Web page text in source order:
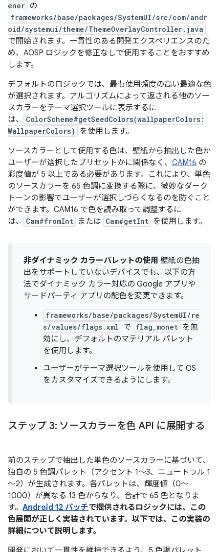
ener の
frameworks/base/packages/SystemUI/src/com/andr
oid/systemui/theme/ThemeOverlayController.java
で開始されます。一貫性のある開発エクスペリエンスのた
め、AOSP ロジックを修正なしで使用することをおすすめ
します。
デフォルトのロジックでは、最も使用頻度の高い最適な色
が選択されます。アルゴリズムによって返される他のソー
スカラーをテーマ選択ツールに表示するに
は、
ColorScheme#getSeedColors(wallpaperColors:
WallpaperColors)
を使用します。
ソースカラーとして使用する色は、壁紙から抽出した色か
ユーザーが選択したプリセットかに関係なく、 CAM16 の
彩度値が 5 以上である必要があります。これにより、単色
のソースカラーを 65 色調に変換する際に、微妙なダーク
トーンの影響でユーザーが選択しづらくなるのを防ぐこと
ができます。CAM16 で色を読み取って調整するに
は、
Cam#fromInt または Cam#getInt を使用します。
非ダイナミック カラーパレットの使用 壁紙の色抽
出をサポートしていないデバイスでも、以下の方
法でダイナミック カラー対応の Google アプリや
サードパーティ アプリの配色を変更できます。
frameworks/base/packages/SystemUI/re
s/values/flags.xml で flag_monet を無
効にし、デフォルトのマテリアル パレット
を使用します。
ユーザーがテーマ選択ツールを使用して OS
をカスタマイズできるようにします。
ステップ 3: ソースカラーを色 API に展開する
前のステップで抽出した単色のソースカラーに基づいて、
独自の 5 色調パレット（アクセント 1～3、ニュートラル 1
～2）が生成されます。各パレットは、輝度値（0～
1000）が異なる 13 色からなり、合計で 65 色となりま
す。 Android 12 パッチで提供されるロジックには、この
色展開が正しく実装されています。以下では、この実装の
詳細について説明します。